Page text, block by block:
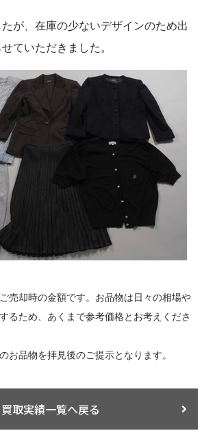
が、在庫の少ないデザインのため出
ていただきました。
売却時の金額です。お品物は日々の相場や
るため、あくまで参考価格とお考えくださ
お品物を拝見後のご提示となります。
買取実績一覧へ戻る